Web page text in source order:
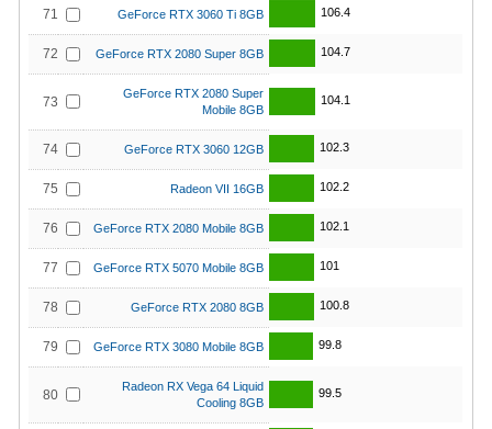
71 GeForce RTX 3060 Ti 8GB 106.4
72 GeForce RTX 2080 Super 8GB 104.7
73
GeForce RTX 2080 Super
Mobile 8GB
104.1
74 GeForce RTX 3060 12GB 102.3
75 Radeon VII 16GB 102.2
76 GeForce RTX 2080 Mobile 8GB 102.1
77 GeForce RTX 5070 Mobile 8GB 101
78 GeForce RTX 2080 8GB 100.8
79 GeForce RTX 3080 Mobile 8GB 99.8
80
Radeon RX Vega 64 Liquid
Cooling 8GB
99.5